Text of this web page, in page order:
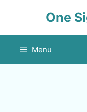
One
Menu